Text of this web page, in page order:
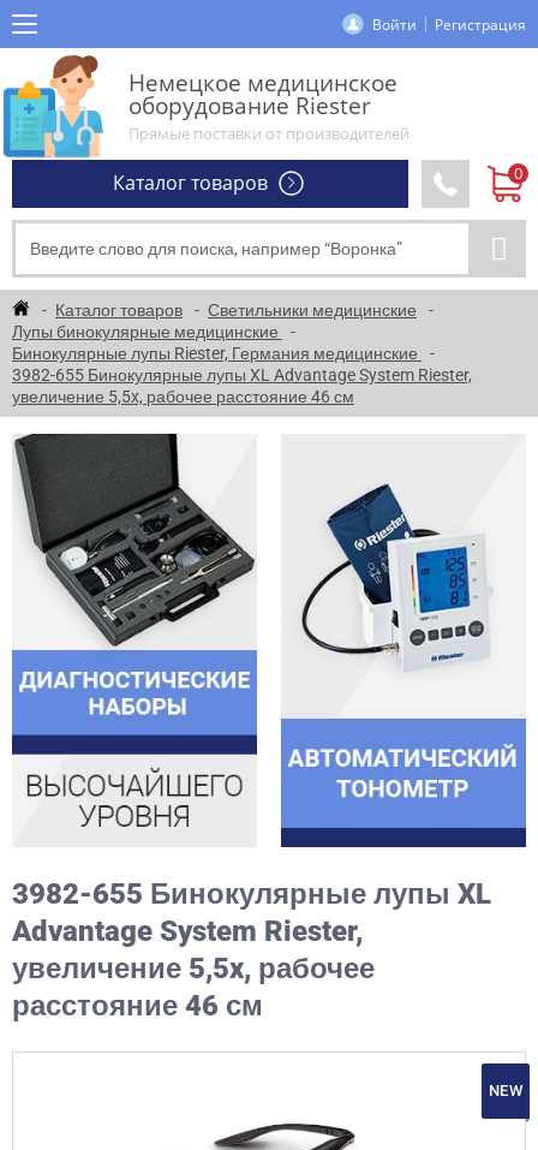
Войти Регистрация
Немецкое медицинское
оборудование Riester
Прямые поставки от производителей
Каталог товаров
Каталог товаров
Светильники медицинские
Лупы бинокулярные медицинские
Бинокулярные лупы Riester, Германия медицинские
3982-655 Бинокулярные лупы XL Advantage System Riester,
увеличение 5,5x, рабочее расстояние 46 см
3982-655 Бинокулярные лупы XL
Advantage System Riester,
увеличение 5,5x, рабочее
расстояние 46 см
NEW